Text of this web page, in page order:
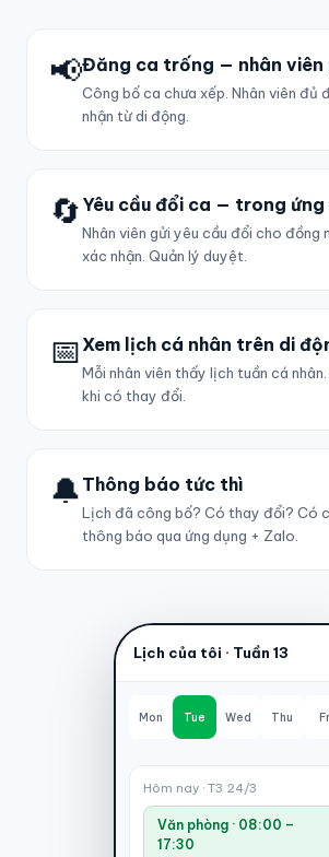
📢Đăng ca trống — nhân viên
Công bố ca chưa xếp. Nhân viên đủ
nhận từ di động.
🔄 Yêu cầu đổi ca — trong ứng
Nhân viên gửi yêu cầu đổi cho đồng
xác nhận. Quản lý duyệt.
📅 Xem lịch cá nhân trên di
Mỗi nhân viên thấy lịch tuần cá
khi có thay đổi.
🔔 Thông báo tức thì
Lịch đã công bố? Có thay đổi? Có
thông báo qua ứng dụng + Zalo.
Lịch của tôi · Tuần 13
Mon Tue Wed Thu
Hôm nay · T3 24/3
Văn phòng · 08:00 –
17:30